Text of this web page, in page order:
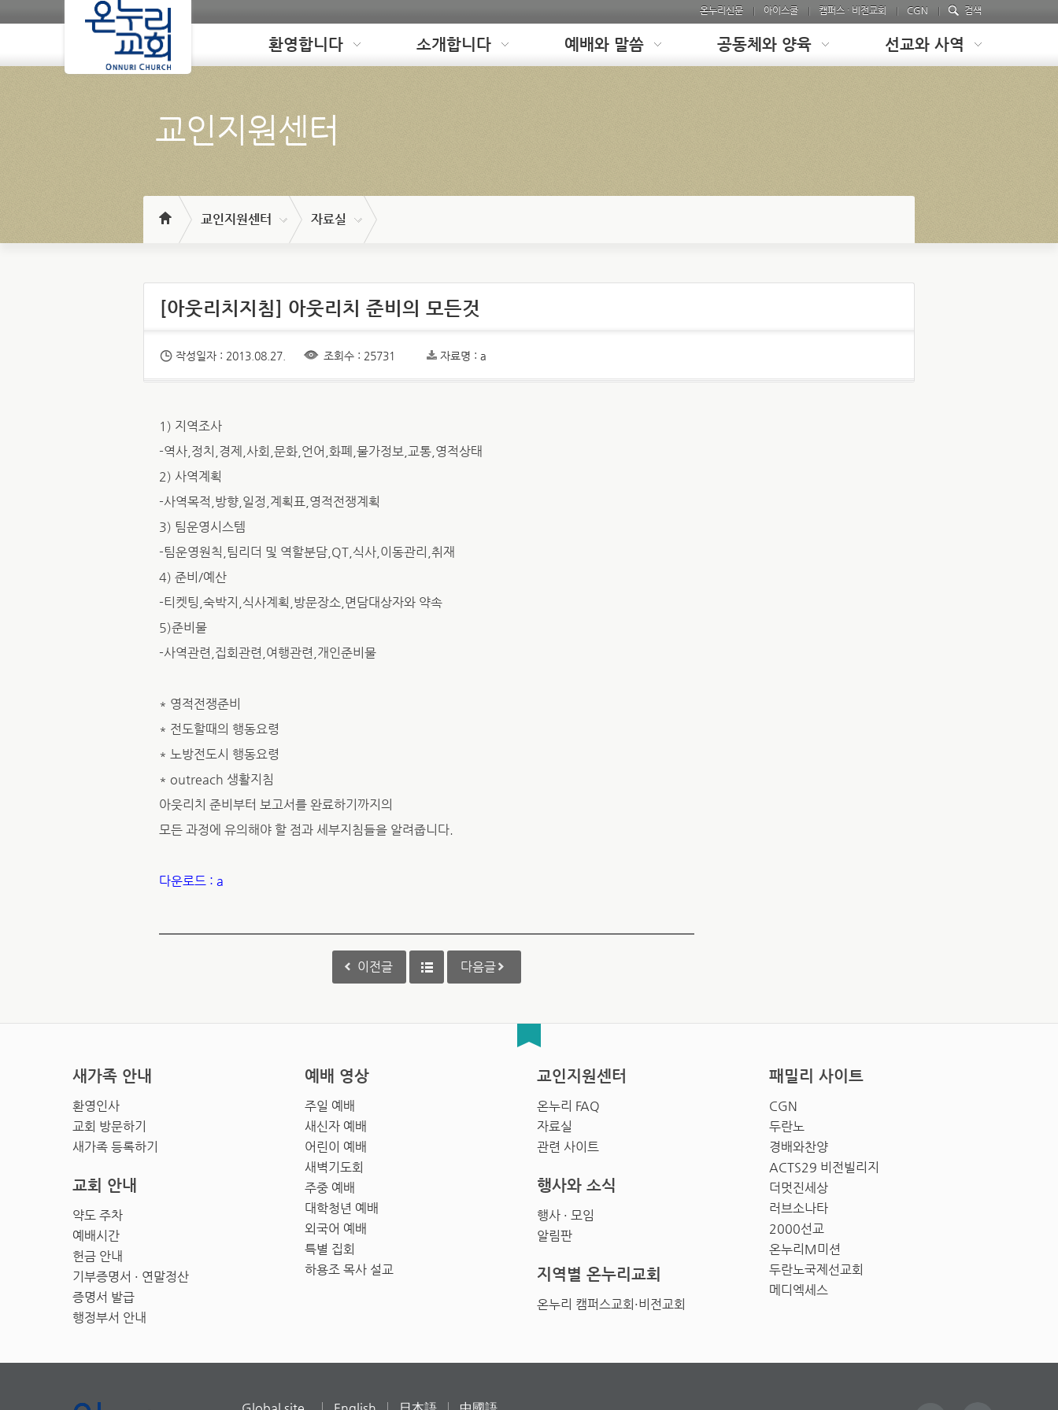
온누리신문 아이스쿨 캠퍼스 · 비전교회 CGN 검색
Loading 환영합니다 소개합니다 예배와 말씀 공동체와 양육 선교와 사역
교인지원센터
교인지원센터 자료실
[아웃리치지침] 아웃리치 준비의 모든것
작성일자 : 2013.08.27. 조회수 : 25731 자료명 : a
1) 지역조사
-역사,정치,경제,사회,문화,언어,화폐,물가정보,교통,영적상태
2) 사역계획
-사역목적,방향,일정,계획표,영적전쟁계획
3) 팀운영시스템
-팀운영원칙,팀리더 및 역할분담,QT,식사,이동관리,취재
4) 준비/예산
-티켓팅,숙박지,식사계획,방문장소,면담대상자와 약속
5)준비물
-사역관련,집회관련,여행관련,개인준비물
* 영적전쟁준비
* 전도할때의 행동요령
* 노방전도시 행동요령
* outreach 생활지침
아웃리치 준비부터 보고서를 완료하기까지의
모든 과정에 유의해야 할 점과 세부지침들을 알려줍니다.
다운로드 : a
이전글 다음글
새가족 안내
환영인사
교회 방문하기
새가족 등록하기
예배 영상
주일 예배
새신자 예배
어린이 예배
새벽기도회
주중 예배
대학청년 예배
외국어 예배
특별 집회
하용조 목사 설교
교인지원센터
온누리 FAQ
자료실
관련 사이트
패밀리 사이트
CGN
두란노
경배와찬양
ACTS29 비전빌리지
더멋진세상
러브소나타
2000선교
온누리M미션
두란노국제선교회
메디엑세스
교회 안내
약도 주차
예배시간
헌금 안내
기부증명서 · 연말정산
증명서 발급
행정부서 안내
행사와 소식
행사 · 모임
알림판
지역별 온누리교회
온누리 캠퍼스교회·비전교회